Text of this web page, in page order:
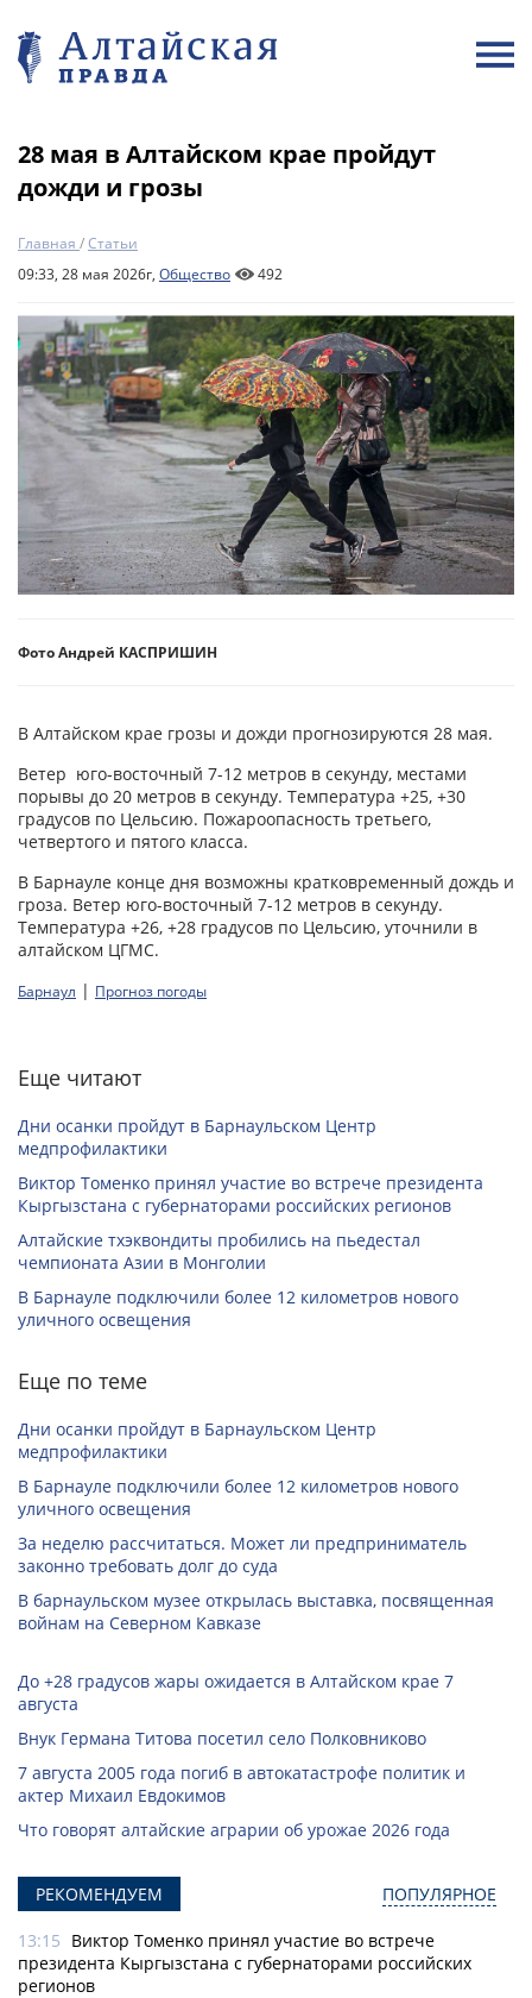
28 мая в Алтайском крае пройдут
дожди и грозы
Главная /Статьи
09:33, 28 мая 2026г, Общество 492
Фото Андрей КАСПРИШИН
В Алтайском крае грозы и дожди прогнозируются 28 мая.
Ветер юго-восточный 7-12 метров в секунду, местами
порывы до 20 метров в секунду. Температура +25, +30
градусов по Цельсию. Пожароопасность третьего,
четвертого и пятого класса.
В Барнауле конце дня возможны кратковременный дождь и
гроза. Ветер юго-восточный 7-12 метров в секунду.
Температура +26, +28 градусов по Цельсию, уточнили в
алтайском ЦГМС.
Барнаул | Прогноз погоды
Еще читают
Дни осанки пройдут в Барнаульском Центр
медпрофилактики
Виктор Томенко принял участие во встрече президента
Кыргызстана с губернаторами российских регионов
Алтайские тхэквондиты пробились на пьедестал
чемпионата Азии в Монголии
В Барнауле подключили более 12 километров нового
уличного освещения
Еще по теме
Дни осанки пройдут в Барнаульском Центр
медпрофилактики
В Барнауле подключили более 12 километров нового
уличного освещения
За неделю рассчитаться. Может ли предприниматель
законно требовать долг до суда
В барнаульском музее открылась выставка, посвященная
войнам на Северном Кавказе
До +28 градусов жары ожидается в Алтайском крае 7
августа
Внук Германа Титова посетил село Полковниково
7 августа 2005 года погиб в автокатастрофе политик и
актер Михаил Евдокимов
Что говорят алтайские аграрии об урожае 2026 года
РЕКОМЕНДУЕМ ПОПУЛЯРНОЕ
13:15 Виктор Томенко принял участие во встрече
президента Кыргызстана с губернаторами российских
регионов